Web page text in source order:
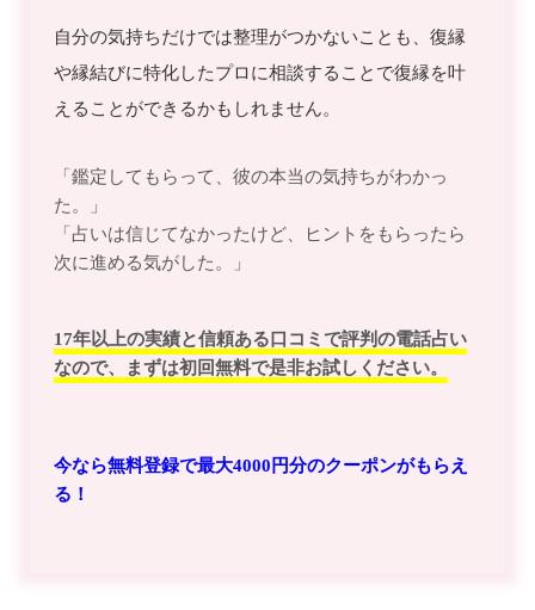
自分の気持ちだけでは整理がつかないことも、復縁
や縁結びに特化したプロに相談することで復縁を叶
えることができるかもしれません。
「鑑定してもらって、彼の本当の気持ちがわかっ
た。」
「占いは信じてなかったけど、ヒントをもらったら
次に進める気がした。」
17年以上の実績と信頼ある口コミで評判の電話占い
なので、まずは初回無料で是非お試しください。
今なら無料登録で最大4000円分のクーポンがもらえ
る！